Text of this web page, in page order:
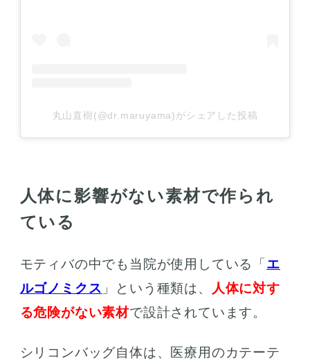
丸山直樹(@dr.maruyama)がシェアした投稿
人体に影響がない素材で作られ
ている
モティバの中でも当院が使用している「エ
ルゴノミクス 」という種類は、
人体に対す
る危険がない素材で設計されています。
シリコンバッグ自体は、医療用のカテーテ